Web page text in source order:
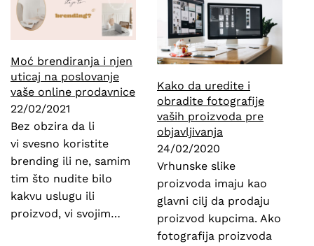
Moć brendiranja i njen
uticaj na poslovanje
vaše online prodavnice
22/02/2021
Bez obzira da li
vi svesno koristite
brending ili ne, samim
tim što nudite bilo
kakvu uslugu ili
proizvod, vi svojim…
Kako da uredite i
obradite fotografije
vaših proizvoda pre
objavljivanja
24/02/2020
Vrhunske slike
proizvoda imaju kao
glavni cilj da prodaju
proizvod kupcima. Ako
fotografija proizvoda